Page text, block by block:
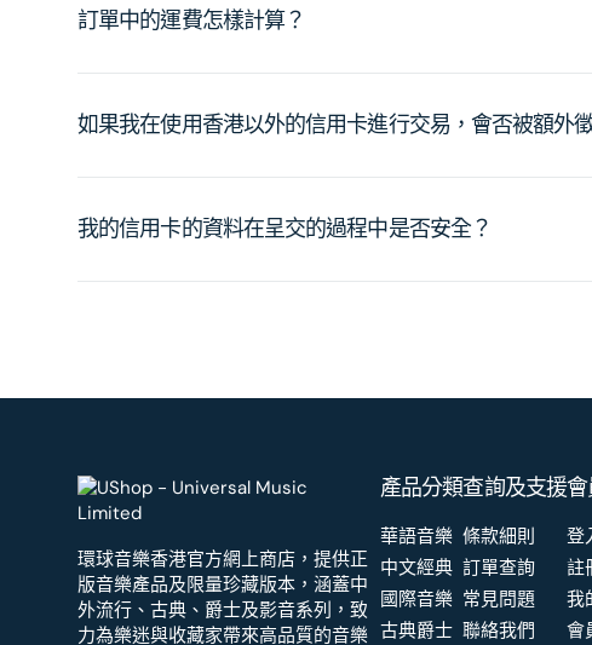
訂單中的運費怎樣計算？
如果我在使用香港以外的信用卡進行交易，會否被額外
我的信用卡的資料在呈交的過程中是否安全？
環球音樂香港官方網上商店，提供正
版音樂產品及限量珍藏版本，涵蓋中
外流行、古典、爵士及影音系列，致
力為樂迷與收藏家帶來高品質的音樂
產品分類
華語音樂
中文經典
國際音樂
古典爵士
查詢及支援
條款細則
訂單查詢
常見問題
聯絡我們
會
登
註
我
會